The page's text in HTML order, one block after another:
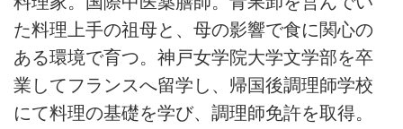
た料理上手の祖母と、母の影響で食に関心の
ある環境で育つ。神戸女学院大学文学部を卒
業してフランスへ留学し、帰国後調理師学校
にて料理の基礎を学び、調理師免許を取得。